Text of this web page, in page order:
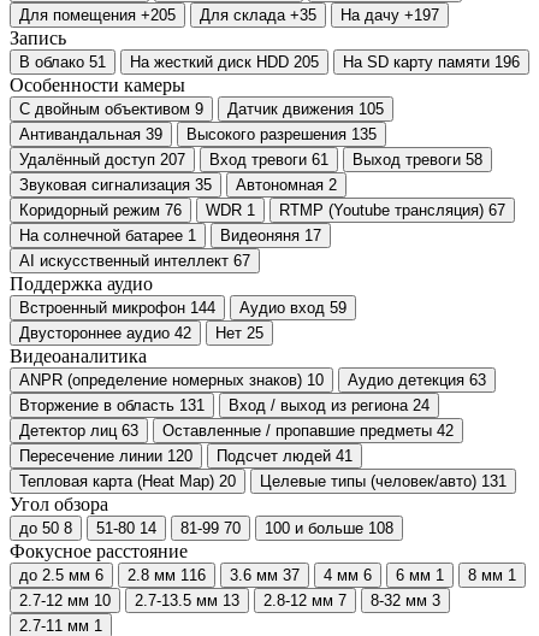
Для помещения +205 Для склада +35 На дачу +197
Запись
В облако 51 На жесткий диск HDD 205 На SD карту памяти 196
Особенности камеры
С двойным объективом 9 Датчик движения 105
Антивандальная 39 Высокого разрешения 135
Удалённый доступ 207 Вход тревоги 61 Выход тревоги 58
Звуковая сигнализация 35 Автономная 2
Коридорный режим 76 WDR 1 RTMP (Youtube трансляция) 67
На солнечной батарее 1 Видеоняня 17
AI искусственный интеллект 67
Поддержка аудио
Встроенный микрофон 144 Аудио вход 59
Двустороннее аудио 42 Нет 25
Видеоаналитика
ANPR (определение номерных знаков) 10 Аудио детекция 63
Вторжение в область 131 Вход / выход из региона 24
Детектор лиц 63 Оставленные / пропавшие предметы 42
Пересечение линии 120 Подсчет людей 41
Тепловая карта (Heat Map) 20 Целевые типы (человек/авто) 131
Угол обзора
до 50 8 51-80 14 81-99 70 100 и больше 108
Фокусное расстояние
до 2.5 мм 6 2.8 мм 116 3.6 мм 37 4 мм 6 6 мм 1 8 мм 1
2.7-12 мм 10 2.7-13.5 мм 13 2.8-12 мм 7 8-32 мм 3
2.7-11 мм 1